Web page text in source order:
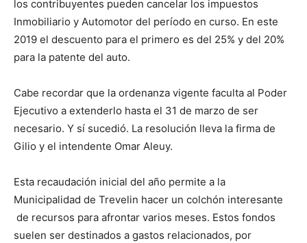
los contribuyentes pueden cancelar los impuestos
Inmobiliario y Automotor del período en curso. En este
2019 el descuento para el primero es del 25% y del 20%
para la patente del auto.
Cabe recordar que la ordenanza vigente faculta al Poder
Ejecutivo a extenderlo hasta el 31 de marzo de ser
necesario. Y sí sucedió. La resolución lleva la firma de
Gilio y el intendente Omar Aleuy.
Esta recaudación inicial del año permite a la
Municipalidad de Trevelin hacer un colchón interesante
de recursos para afrontar varios meses. Estos fondos
suelen ser destinados a gastos relacionados, por